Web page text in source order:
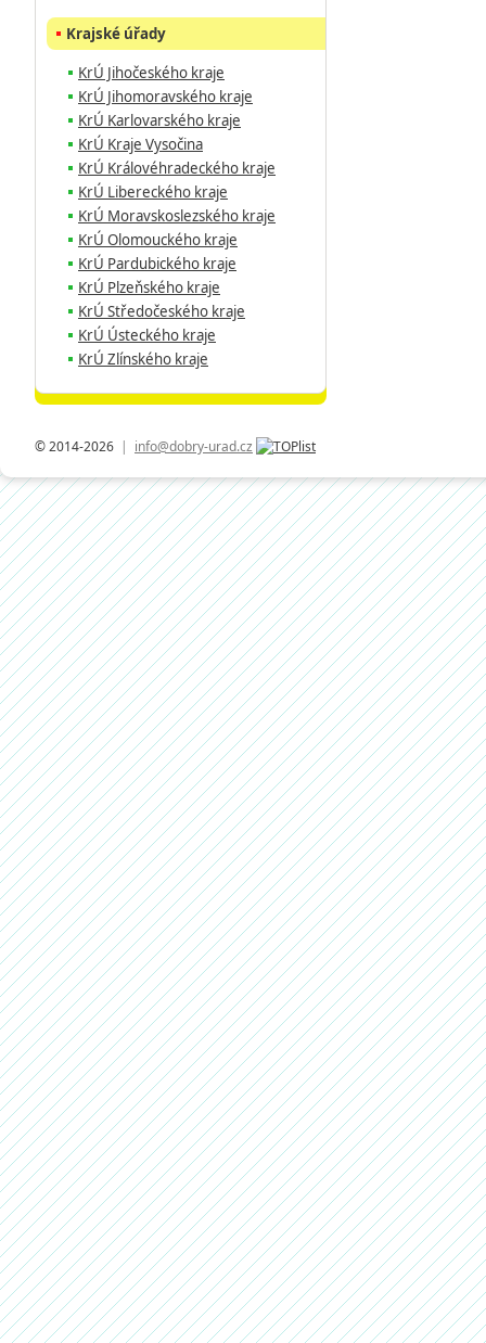
Krajské úřady
KrÚ Jihočeského kraje
KrÚ Jihomoravského kraje
KrÚ Karlovarského kraje
KrÚ Kraje Vysočina
KrÚ Královéhradeckého kraje
KrÚ Libereckého kraje
KrÚ Moravskoslezského kraje
KrÚ Olomouckého kraje
KrÚ Pardubického kraje
KrÚ Plzeňského kraje
KrÚ Středočeského kraje
KrÚ Ústeckého kraje
KrÚ Zlínského kraje
© 2014-2026 | info@dobry-urad.cz